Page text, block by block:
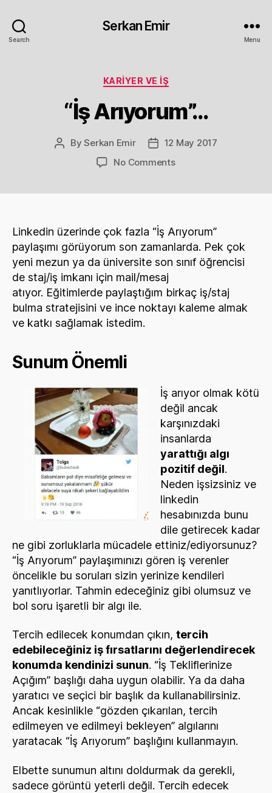
Search
Serkan Emir
Menu
Categories
KARIYER VE İŞ
“İş Arıyorum”…
PostBySerkan Emir
Post12 May 2017
No Commentson
Linkedin üzerinde çok fazla “İş Arıyorum”
paylaşımı görüyorum son zamanlarda. Pek çok
yeni mezun ya da üniversite son sınıf öğrencisi
de staj/iş imkanı için mail/mesaj
atıyor. Eğitimlerde paylaştığım birkaç iş/staj
bulma stratejisini ve ince noktayı kaleme almak
ve katkı sağlamak istedim.
Sunum Önemli
İş arıyor olmak kötü
değil ancak
karşınızdaki
insanlarda
yarattığı algı
pozitif değil.
Neden işsizsiniz ve
linkedin
hesabınızda bunu
dile getirecek kadar
ne gibi zorluklarla mücadele ettiniz/ediyorsunuz?
“İş Arıyorum” paylaşımınızı gören iş verenler
öncelikle bu soruları sizin yerinize kendileri
yanıtlıyorlar. Tahmin edeceğiniz gibi olumsuz ve
bol soru işaretli bir algı ile.
Tercih edilecek konumdan çıkın, tercih
edebileceğiniz iş fırsatlarını değerlendirecek
konumda kendinizi sunun. “İş Tekliflerinize
Açığım” başlığı daha uygun olabilir. Ya da daha
yaratıcı ve seçici bir başlık da kullanabilirsiniz.
Ancak kesinlikle “gözden çıkarılan, tercih
edilmeyen ve edilmeyi bekleyen” algılarını
yaratacak “İş Arıyorum” başlığını kullanmayın.
Elbette sunumun altını doldurmak da gerekli,
sadece görüntü yeterli değil. Tercih edecek